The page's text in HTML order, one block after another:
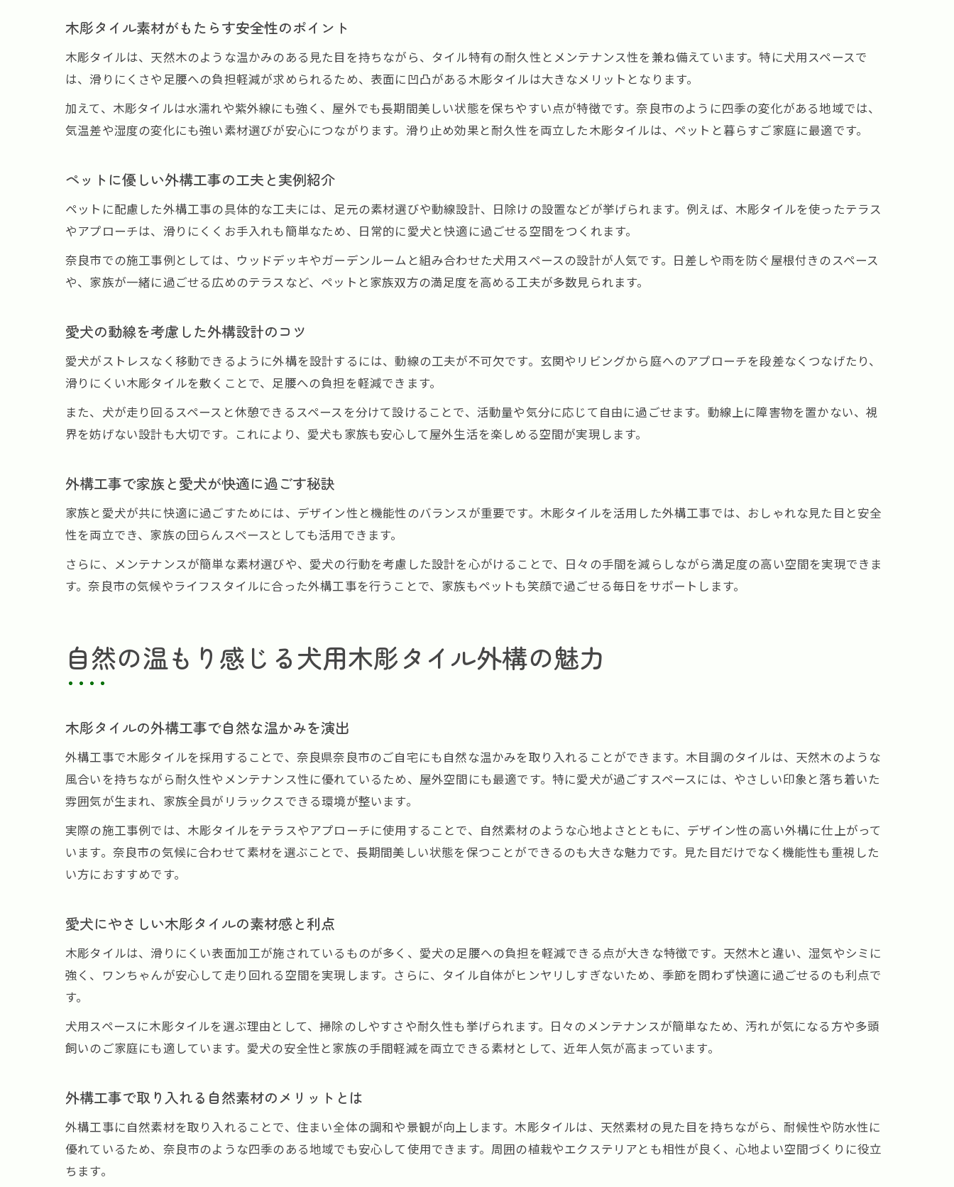
安全性とデザイン性に配慮した外構工事の方法
犬との暮らしに最適な外構デザインに挑戦しよう
外構工事で叶う愛犬との暮らしやすいデザイン
木彫タイルを生かした外構デザインの工夫
外構設計で大切にしたいデザイン性と安全性
木彫タイル利用なら愛犬の安全も考慮できる工夫
外構工事で木彫タイルが愛犬に与える安心感
犬用外構で安全性を高める木彫タイルの活用法
外構工事で取り入れる安全対策のポイント
安心して遊べる外構空間を木彫タイルで叶える
外構工事で安心して遊べる犬用スペースを実現
木彫タイルが快適な遊び場に選ばれる理由
家族と犬が安心して過ごせる外構設計のポイント
木彫タイル素材がもたらす安全性のポイント
木彫タイルは、天然木のような温かみのある見た目を持ちながら、タイル特有の耐久性とメンテナンス性を兼ね備えています。特に犬用スペースで
は、滑りにくさや足腰への負担軽減が求められるため、表面に凹凸がある木彫タイルは大きなメリットとなります。
加えて、木彫タイルは水濡れや紫外線にも強く、屋外でも長期間美しい状態を保ちやすい点が特徴です。奈良市のように四季の変化がある地域では、
気温差や湿度の変化にも強い素材選びが安心につながります。滑り止め効果と耐久性を両立した木彫タイルは、ペットと暮らすご家庭に最適です。
ペットに優しい外構工事の工夫と実例紹介
ペットに配慮した外構工事の具体的な工夫には、足元の素材選びや動線設計、日除けの設置などが挙げられます。例えば、木彫タイルを使ったテラス
やアプローチは、滑りにくくお手入れも簡単なため、日常的に愛犬と快適に過ごせる空間をつくれます。
奈良市での施工事例としては、ウッドデッキやガーデンルームと組み合わせた犬用スペースの設計が人気です。日差しや雨を防ぐ屋根付きのスペース
や、家族が一緒に過ごせる広めのテラスなど、ペットと家族双方の満足度を高める工夫が多数見られます。
愛犬の動線を考慮した外構設計のコツ
愛犬がストレスなく移動できるように外構を設計するには、動線の工夫が不可欠です。玄関やリビングから庭へのアプローチを段差なくつなげたり、
滑りにくい木彫タイルを敷くことで、足腰への負担を軽減できます。
また、犬が走り回るスペースと休憩できるスペースを分けて設けることで、活動量や気分に応じて自由に過ごせます。動線上に障害物を置かない、視
界を妨げない設計も大切です。これにより、愛犬も家族も安心して屋外生活を楽しめる空間が実現します。
外構工事で家族と愛犬が快適に過ごす秘訣
家族と愛犬が共に快適に過ごすためには、デザイン性と機能性のバランスが重要です。木彫タイルを活用した外構工事では、おしゃれな見た目と安全
性を両立でき、家族の団らんスペースとしても活用できます。
さらに、メンテナンスが簡単な素材選びや、愛犬の行動を考慮した設計を心がけることで、日々の手間を減らしながら満足度の高い空間を実現できま
す。奈良市の気候やライフスタイルに合った外構工事を行うことで、家族もペットも笑顔で過ごせる毎日をサポートします。
自然の温もり感じる犬用木彫タイル外構の魅力
木彫タイルの外構工事で自然な温かみを演出
外構工事で木彫タイルを採用することで、奈良県奈良市のご自宅にも自然な温かみを取り入れることができます。木目調のタイルは、天然木のような
風合いを持ちながら耐久性やメンテナンス性に優れているため、屋外空間にも最適です。特に愛犬が過ごすスペースには、やさしい印象と落ち着いた
雰囲気が生まれ、家族全員がリラックスできる環境が整います。
実際の施工事例では、木彫タイルをテラスやアプローチに使用することで、自然素材のような心地よさとともに、デザイン性の高い外構に仕上がって
います。奈良市の気候に合わせて素材を選ぶことで、長期間美しい状態を保つことができるのも大きな魅力です。見た目だけでなく機能性も重視した
い方におすすめです。
愛犬にやさしい木彫タイルの素材感と利点
木彫タイルは、滑りにくい表面加工が施されているものが多く、愛犬の足腰への負担を軽減できる点が大きな特徴です。天然木と違い、湿気やシミに
強く、ワンちゃんが安心して走り回れる空間を実現します。さらに、タイル自体がヒンヤリしすぎないため、季節を問わず快適に過ごせるのも利点で
す。
犬用スペースに木彫タイルを選ぶ理由として、掃除のしやすさや耐久性も挙げられます。日々のメンテナンスが簡単なため、汚れが気になる方や多頭
飼いのご家庭にも適しています。愛犬の安全性と家族の手間軽減を両立できる素材として、近年人気が高まっています。
外構工事で取り入れる自然素材のメリットとは
外構工事に自然素材を取り入れることで、住まい全体の調和や景観が向上します。木彫タイルは、天然素材の見た目を持ちながら、耐候性や防水性に
優れているため、奈良市のような四季のある地域でも安心して使用できます。周囲の植栽やエクステリアとも相性が良く、心地よい空間づくりに役立
ちます。
お気軽にご相談ください
お気軽にご相談ください